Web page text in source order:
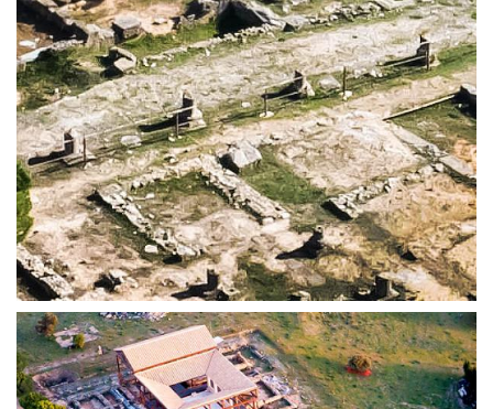
DECUMANI, CALLES ESTE-OESTE | ERCÁVICA